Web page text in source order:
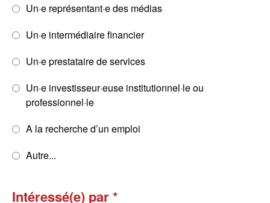
Un·e représentant·e des médias
Un·e intermédiaire financier
Un·e prestataire de services
Un·e investisseur·euse institutionnel·le ou
professionnel·le
A la recherche d’un emploi
Autre...
Intéressé(e) par